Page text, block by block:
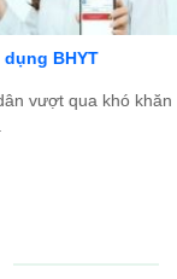
BHYT
qua khó khăn